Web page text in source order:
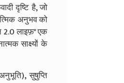
दृष्टि है, जो
अनुभव को
2.0 लाइफ़" एक
साक्ष्यों के
सुषुप्ति